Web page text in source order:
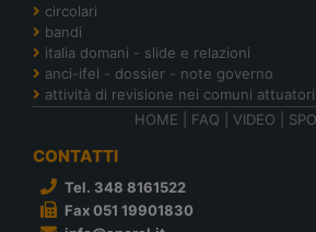
circolari
bandi
italia domani - slide e relazioni
anci-ifel - dossier - note governo
attività di revisione nei comuni
HOME
FAQ VIDEO
CONTATTI
Tel. 348 8161522
Fax 051 19901830